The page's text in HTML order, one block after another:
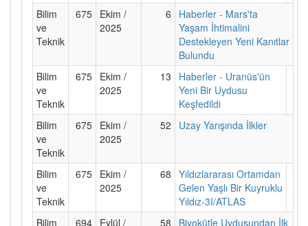
Bilim
ve
Teknik
675 Ekim /
2025
6
Haberler - Mars'ta
Yaşam İhtimalini
Destekleyen Yeni Kanıtlar
Bulundu
Bilim
ve
Teknik
675 Ekim /
2025
13
Haberler - Uranüs'ün
Yeni Bir Uydusu
Keşfedildi
Bilim
ve
Teknik
675 Ekim /
2025
52 Uzay Yarışında İlkler
Bilim
ve
Teknik
675 Ekim /
2025
68 Yıldızlararası Ortamdan
Gelen Yaşlı Bir Kuyruklu
Yıldız-3I/ATLAS
Bilim
694 Eylül /
58
Biyokütle Uydusundan İlk